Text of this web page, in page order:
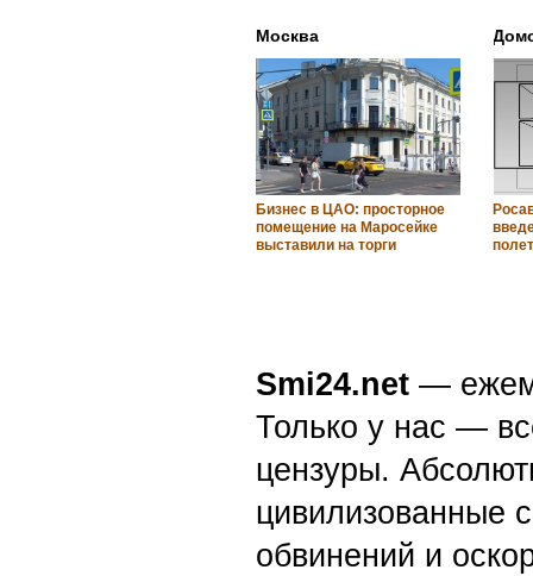
Москва
Бизнес в ЦАО: просторное
помещение на Маросейке
выставили на торги
Smi24.net —
Только у нас —
цензуры.
цивилизованные
обвинений и